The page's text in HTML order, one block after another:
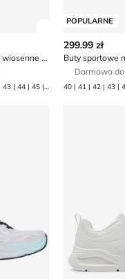
Buty sportowe męskie wiosenne Skechers
40 | 41 | 41_5 | 42 | 42_5 | 43 | 44 | 45 | 45_5 | 46 | 47_5
POPULARNE
299.99 zł
Darmowa
40 | 41 | 42 | 43 |